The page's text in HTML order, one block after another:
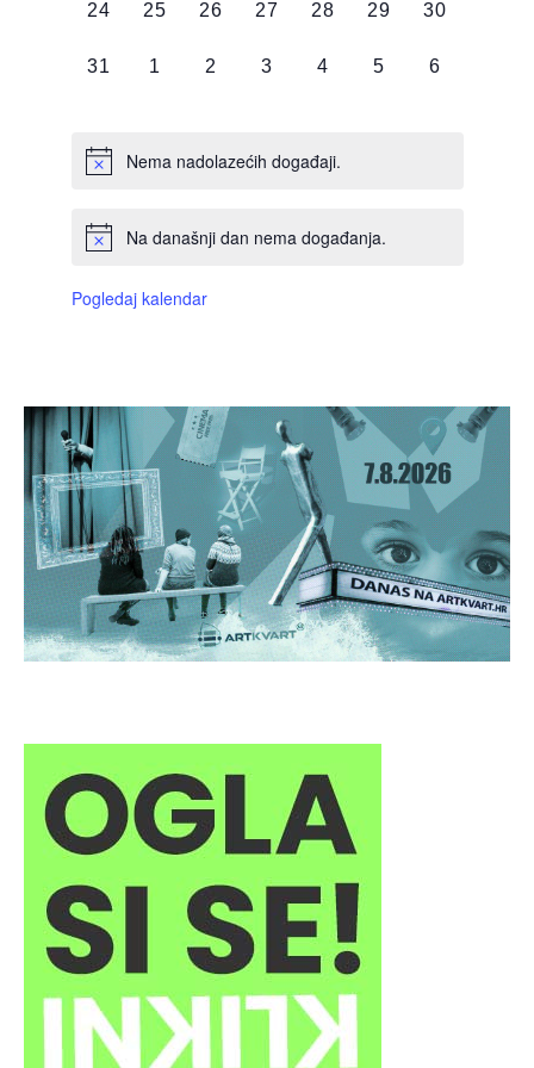
0
24
0
25
0
26
0
27
0
28
0
29
0
30
0
31
0
1
0
2
0
3
0
4
0
5
0
6
Nema nadolazećih događaji.
Na današnji dan nema događanja.
Pogledaj kalendar